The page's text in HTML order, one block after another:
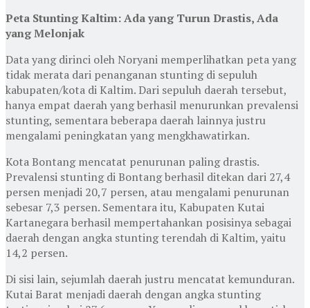
Peta Stunting Kaltim: Ada yang Turun Drastis, Ada
yang Melonjak
Data yang dirinci oleh Noryani memperlihatkan peta yang
tidak merata dari penanganan stunting di sepuluh
kabupaten/kota di Kaltim. Dari sepuluh daerah tersebut,
hanya empat daerah yang berhasil menurunkan prevalensi
stunting, sementara beberapa daerah lainnya justru
mengalami peningkatan yang mengkhawatirkan.
Kota Bontang mencatat penurunan paling drastis.
Prevalensi stunting di Bontang berhasil ditekan dari 27,4
persen menjadi 20,7 persen, atau mengalami penurunan
sebesar 7,3 persen. Sementara itu, Kabupaten Kutai
Kartanegara berhasil mempertahankan posisinya sebagai
daerah dengan angka stunting terendah di Kaltim, yaitu
14,2 persen.
Di sisi lain, sejumlah daerah justru mencatat kemunduran.
Kutai Barat menjadi daerah dengan angka stunting